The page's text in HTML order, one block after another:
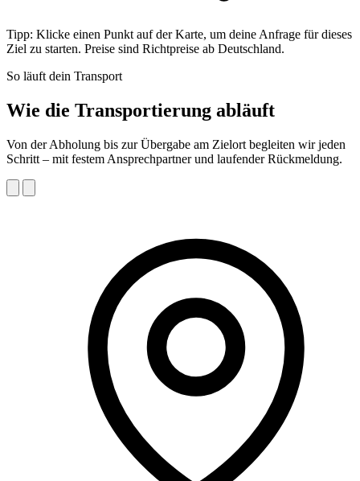
Tipp: Klicke einen Punkt auf der Karte, um deine Anfrage für dieses
Ziel zu starten. Preise sind Richtpreise ab Deutschland.
So läuft dein Transport
Wie die Transportierung abläuft
Von der Abholung bis zur Übergabe am Zielort begleiten wir jeden
Schritt – mit festem Ansprechpartner und laufender Rückmeldung.